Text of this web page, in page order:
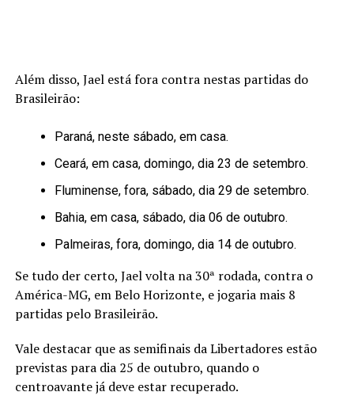
Além disso, Jael está fora contra nestas partidas do
Brasileirão:
Paraná, neste sábado, em casa.
Ceará, em casa, domingo, dia 23 de setembro.
Fluminense, fora, sábado, dia 29 de setembro.
Bahia, em casa, sábado, dia 06 de outubro.
Palmeiras, fora, domingo, dia 14 de outubro.
Se tudo der certo, Jael volta na 30ª rodada, contra o
América-MG, em Belo Horizonte, e jogaria mais 8
partidas pelo Brasileirão.
Vale destacar que as semifinais da Libertadores estão
previstas para dia 25 de outubro, quando o
centroavante já deve estar recuperado.